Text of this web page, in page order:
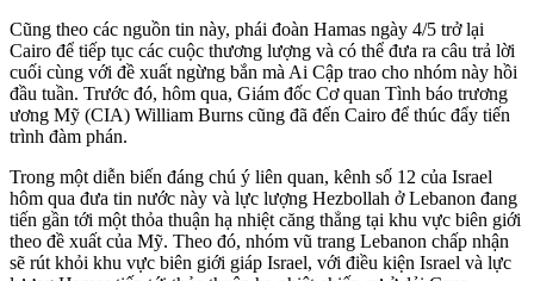
Cũng theo các nguồn tin này, phái đoàn Hamas ngày 4/5 trở lại
Cairo để tiếp tục các cuộc thương lượng và có thể đưa ra câu trả lời
cuối cùng với đề xuất ngừng bắn mà Ai Cập trao cho nhóm này hồi
đầu tuần. Trước đó, hôm qua, Giám đốc Cơ quan Tình báo trương
ương Mỹ (CIA) William Burns cũng đã đến Cairo để thúc đẩy tiến
trình đàm phán.
Trong một diễn biến đáng chú ý liên quan, kênh số 12 của Israel
hôm qua đưa tin nước này và lực lượng Hezbollah ở Lebanon đang
tiến gần tới một thỏa thuận hạ nhiệt căng thẳng tại khu vực biên giới
theo đề xuất của Mỹ. Theo đó, nhóm vũ trang Lebanon chấp nhận
sẽ rút khỏi khu vực biên giới giáp Israel, với điều kiện Israel và lực